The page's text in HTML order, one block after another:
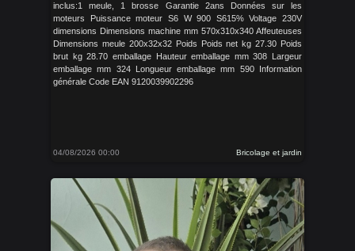
inclus:1 meule, 1 brosse Garantie 2ans Données sur les
moteurs Puissance moteur S6 W 900 S615% Voltage 230V
dimensions Dimensions machine mm 570x310x340 Affeuteuses
Dimensions meule 200x32x32 Poids Poids net kg 27.30 Poids
brut kg 28.70 emballage Hauteur emballage mm 308 Largeur
emballage mm 324 Longueur emballage mm 590 Information
générale Code EAN 9120039902296
04/08/2026 00:00 Bricolage et jardin